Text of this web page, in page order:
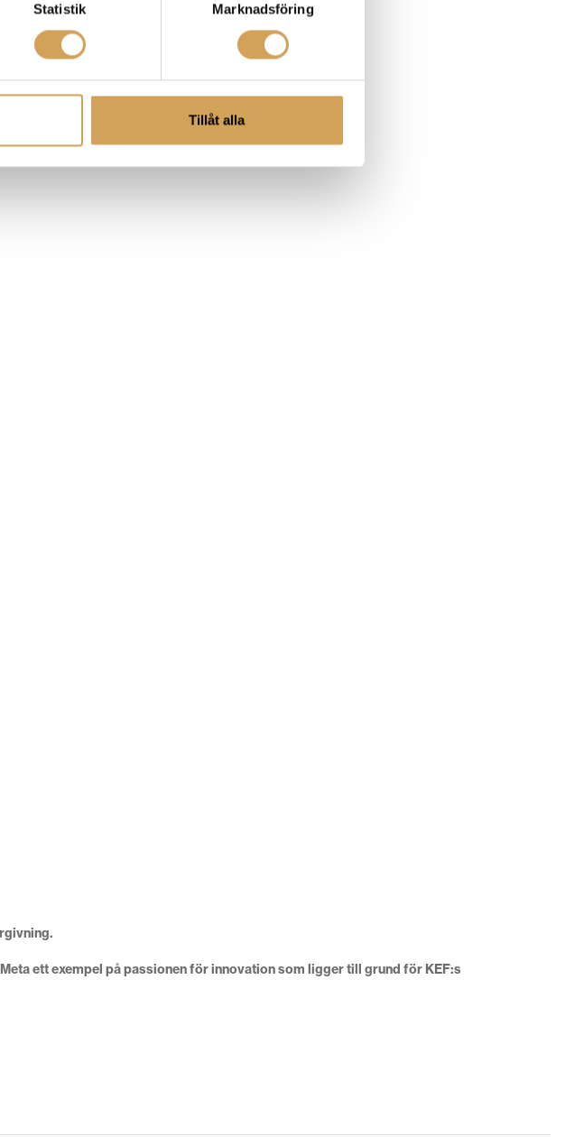
Statistik Marknadsföring
Tillåt alla
ett exempel på passionen för innovation som ligger till grund för KEF:s